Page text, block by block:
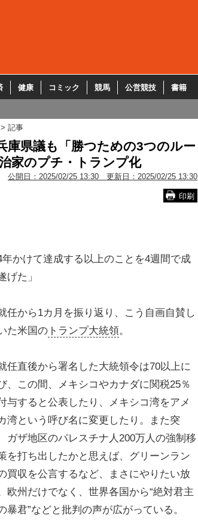
健康 コミック 競馬 公営競技 書籍
記事
庫県議も「勝つための3つのルー
家のプチ・トランプ化
公開日： 2025/02/25 13:30 更新日： 2025/02/25 13:30
印刷
4年かけて達成する以上のことを4週間で成
げた」
任から1カ月を振り返り、こう自画自賛し
た米国の トランプ大統領。
任直後から署名した大統領令は70以上に
、この間、メキシコやカナダに関税25％
与すると公表したり、メキシコ湾をアメ
湾という呼び名に変更したり。また突
ガザ地区のパレスチナ人200万人の強制移
を打ち出したかと思えば、グリーンラン
買収を公言するなど、まさにやりたい放
欧州だけでなく、世界各国から“絶対君主
暴君”などと批判の声が広がっている。